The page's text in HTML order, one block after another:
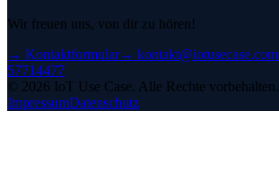
Wir freuen uns, von dir zu hören!
→ Kontaktformular→ kontakt@iotusecase.com
57714477
© 2026 IoT Use Case. Alle Rechte vorbehalten.
ImpressumDatenschutz